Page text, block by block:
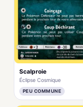
Scalproie
Éclipse Cosmique
PEU COMMUNE